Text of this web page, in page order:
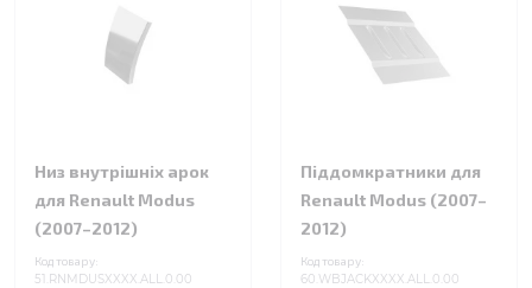
Низ внутрішніх арок
для Renault Modus
(2007–2012)
Код товару:
51.RNMDUSXXXX.ALL.0.00
Піддомкратники для
Renault Modus (2007–
2012)
Код товару:
60.WBJACKXXXX.ALL.0.00